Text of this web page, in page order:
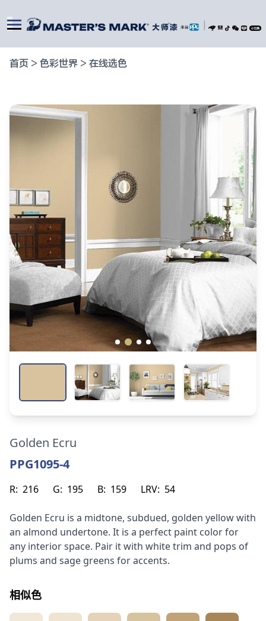
首页 > 色彩世界 > 在线选色
Golden Ecru
PPG1095-4
R: 216 G: 195 B: 159 LRV: 54
Golden Ecru is a midtone, subdued, golden yellow with
an almond undertone. It is a perfect paint color for
any interior space. Pair it with white trim and pops of
plums and sage greens for accents.
相似色